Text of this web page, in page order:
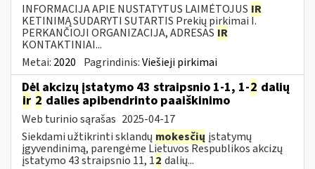
INFORMACIJA APIE NUSTATYTUS LAIMĖTOJUS IR
KETINIMĄ SUDARYTI SUTARTIS Prekių pirkimai I.
PERKANČIOJI ORGANIZACIJA, ADRESAS IR
KONTAKTINIAI...
Metai: 2020 Pagrindinis:Viešieji pirkimai
Dėl akcizų įstatymo 43 straipsnio 1-1, 1-2 dalių
ir 2 dalies apibendrinto paaiškinimo
Web turinio sąrašas 2025-04-17
Siekdami užtikrinti sklandų mokesčių įstatymų
įgyvendinimą, parengėme Lietuvos Respublikos akcizų
įstatymo 43 straipsnio 11, 12 dalių...